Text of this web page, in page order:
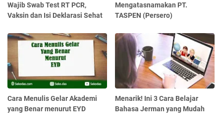
Wajib Swab Test RT PCR,
Vaksin dan Isi Deklarasi Sehat
Mengatasnamakan PT.
TASPEN (Persero)
Cara Menulis Gelar Akademi
yang Benar menurut EYD
Menarik! Ini 3 Cara Belajar
Bahasa Jerman yang Mudah